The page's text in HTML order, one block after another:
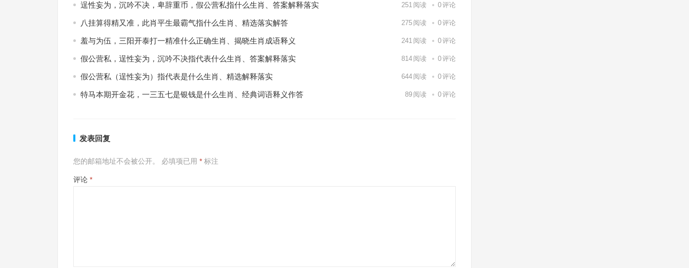
逞性妄为，沉吟不决，卑辞重币，假公营私指什么生肖、答案解释落实 251 阅读 0评论
八挂算得精又准，此肖平生最霸气指什么生肖、精选落实解答 275 阅读 0评论
羞与为伍，三阳开泰打一精准什么正确生肖、揭晓生肖成语释义 241 阅读 0评论
假公营私，逞性妄为，沉吟不决指代表什么生肖、答案解释落实 814 阅读 0评论
假公营私（逞性妄为）指代表是什么生肖、精选解释落实 644 阅读 0评论
特马本期开金花，一三五七是银钱是什么生肖、经典词语释义作答 89 阅读 0评论
发表回复
您的邮箱地址不会被公开。 必填项已用 * 标注
评论 *